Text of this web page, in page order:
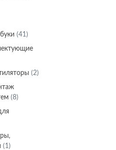
(41)
(2)
(8)
(1)